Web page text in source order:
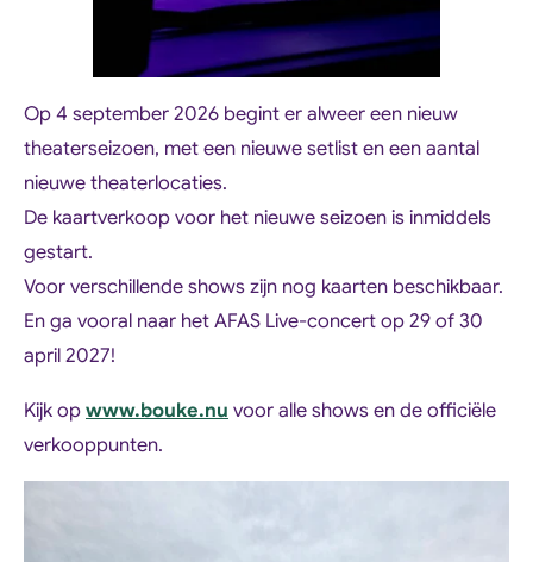
Op 4 september 2026 begint er alweer een nieuw
theaterseizoen, met een nieuwe setlist en een aantal
nieuwe theaterlocaties.
De kaartverkoop voor het nieuwe seizoen is inmiddels
gestart.
Voor verschillende shows zijn nog kaarten beschikbaar.
En ga vooral naar het AFAS Live-concert op 29 of 30
april 2027!
Kijk opwww.bouke.nu voor alle shows en de officiële
verkooppunten.